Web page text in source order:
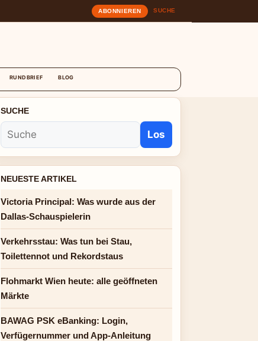
ABONNIEREN SUCHE
RUNDBRIEF BLOG
SUCHE
Los
NEUESTE ARTIKEL
Victoria Principal: Was wurde aus der
Dallas-Schauspielerin
Verkehrsstau: Was tun bei Stau,
Toilettennot und Rekordstaus
Flohmarkt Wien heute: alle geöffneten
Märkte
BAWAG PSK eBanking: Login,
Verfügernummer und App-Anleitung